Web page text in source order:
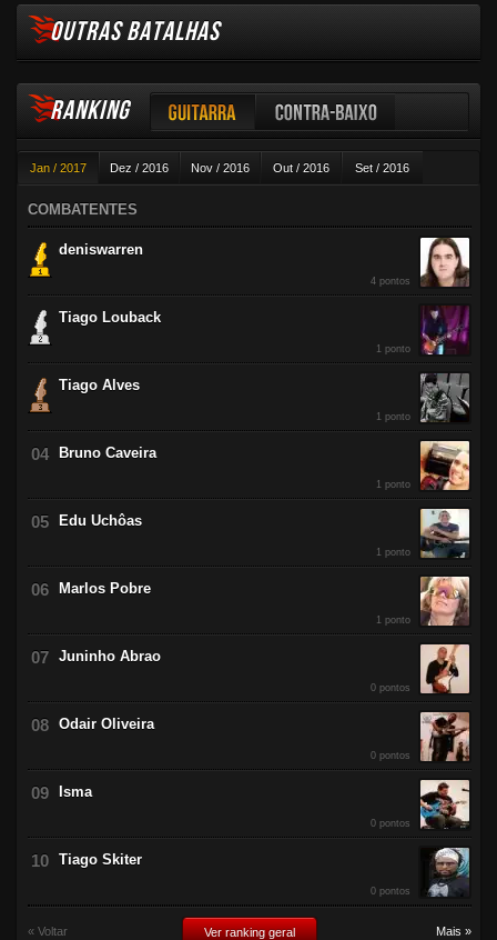
OUTRAS BATALHAS
RANKING
Jan / 2017 Dez / 2016 Nov / 2016 Out / 2016 Set / 2016
Ago / 2016 Jul / 2016
Guitarra Contra-baixo
COMBATENTES
deniswarren
4 pontos
Tiago Louback
1 ponto
Tiago Alves
1 ponto
Bruno Caveira
1 ponto
Edu Uchôas
1 ponto
Marlos Pobre
1 ponto
Juninho Abrao
0 pontos
Odair Oliveira
0 pontos
Isma
0 pontos
Tiago Skiter
0 pontos
« Voltar Ver ranking geral Mais »